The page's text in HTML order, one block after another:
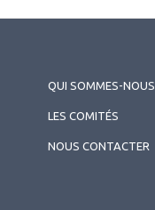
QUI SOMMES-NOUS
LES COMITÉS
NOUS CONTACTER